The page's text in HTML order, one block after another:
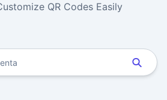
QR Codes Easily